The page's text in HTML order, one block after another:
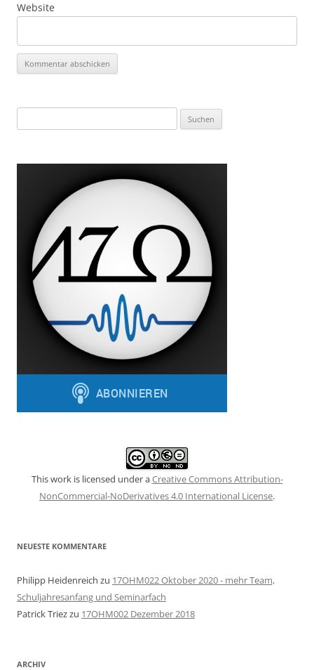
Website
nach:
This work is licensed under aCreative Commons Attribution-
NonCommercial-NoDerivatives 4.0 International License.
NEUESTE KOMMENTARE
Philipp Heidenreich zu 17OHM022 Oktober 2020 - mehr Team,
Schuljahresanfang und Seminarfach
Patrick Triezzu 17OHM002 Dezember 2018
ARCHIV